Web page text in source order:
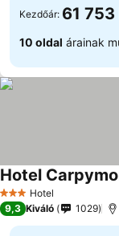
Kezdőár: 61 753
10 oldal árainak
3 Kategória
Hotel
Hotel
9,3 Kiváló 1029